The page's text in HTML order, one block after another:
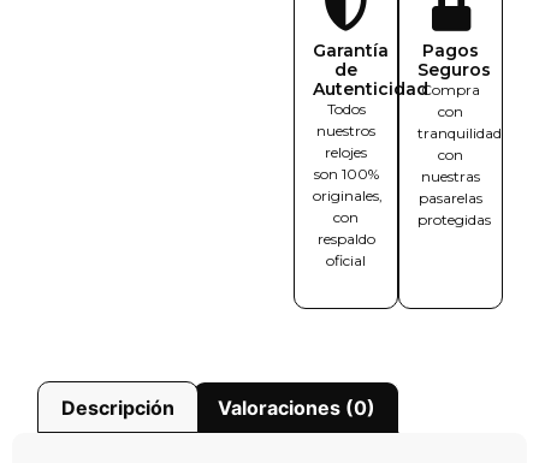
Garantía
de
Autenticidad
Todos
nuestros
relojes
son 100%
originales,
con
respaldo
oficial
Pagos
Seguros
Compra
con
tranquilidad
con
nuestras
pasarelas
protegidas
Descripción Valoraciones (0)